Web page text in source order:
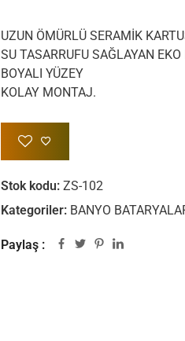
UZUN ÖMÜRLÜ SERAMİK
SU TASARRUFU SAĞLAYAN EKO
BOYALI YÜZEY
KOLAY MONTAJ.
Stok kodu: ZS-102
Kategoriler: BANYO
Paylaş :